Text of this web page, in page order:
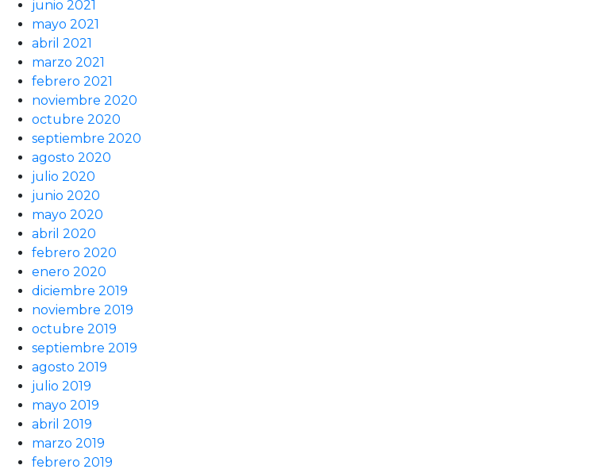
junio 2021
mayo 2021
abril 2021
marzo 2021
febrero 2021
noviembre 2020
octubre 2020
septiembre 2020
agosto 2020
julio 2020
junio 2020
mayo 2020
abril 2020
febrero 2020
enero 2020
diciembre 2019
noviembre 2019
octubre 2019
septiembre 2019
agosto 2019
julio 2019
mayo 2019
abril 2019
marzo 2019
febrero 2019